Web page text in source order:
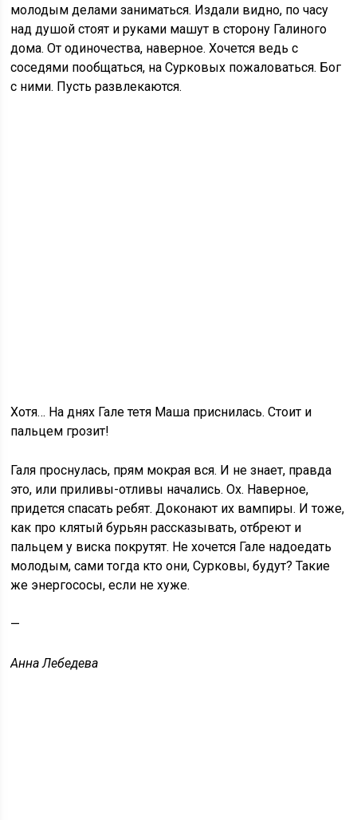
молодым делами заниматься. Издали видно, по часу
над душой стоят и руками машут в сторону Галиного
дома. От одиночества, наверное. Хочется ведь с
соседями пообщаться, на Сурковых пожаловаться. Бог
с ними. Пусть развлекаются.
Хотя… На днях Гале тетя Маша приснилась. Стоит и
пальцем грозит!
Галя проснулась, прям мокрая вся. И не знает, правда
это, или приливы-отливы начались. Ох. Наверное,
придется спасать ребят. Доконают их вампиры. И тоже,
как про клятый бурьян рассказывать, отбреют и
пальцем у виска покрутят. Не хочется Гале надоедать
молодым, сами тогда кто они, Сурковы, будут? Такие
же энергососы, если не хуже.
—
Анна Лебедева